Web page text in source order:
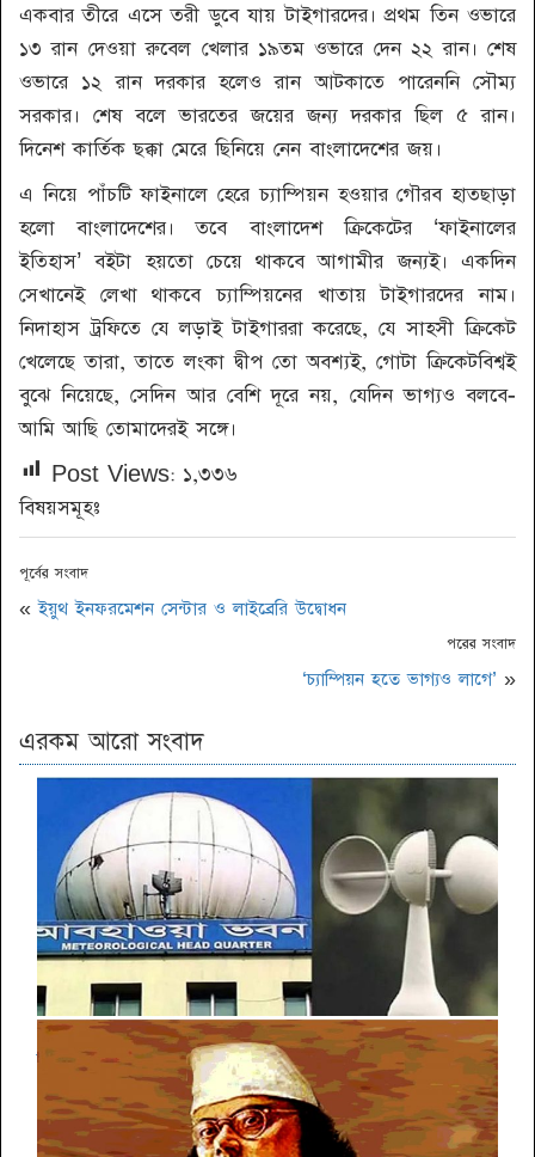
একবার তীরে এসে তরী ডুবে যায় টাইগারদের। প্রথম তিন ওভারে
১৩ রান দেওয়া রুবেল খেলার ১৯তম ওভারে দেন ২২ রান। শেষ
ওভারে ১২ রান দরকার হলেও রান আটকাতে পারেননি সৌম্য
সরকার। শেষ বলে ভারতের জয়ের জন্য দরকার ছিল ৫ রান।
দিনেশ কার্তিক ছক্কা মেরে ছিনিয়ে নেন বাংলাদেশের জয়।
এ নিয়ে পাঁচটি ফাইনালে হেরে চ্যাম্পিয়ন হওয়ার গৌরব হাতছাড়া
হলো বাংলাদেশের। তবে বাংলাদেশ ক্রিকেটের ‘ফাইনালের
ইতিহাস’ বইটা হয়তো চেয়ে থাকবে আগামীর জন্যই। একদিন
সেখানেই লেখা থাকবে চ্যাম্পিয়নের খাতায় টাইগারদের নাম।
নিদাহাস ট্রফিতে যে লড়াই টাইগাররা করেছে, যে সাহসী ক্রিকেট
খেলেছে তারা, তাতে লংকা দ্বীপ তো অবশ্যই, গোটা ক্রিকেটবিশ্বই
বুঝে নিয়েছে, সেদিন আর বেশি দূরে নয়, যেদিন ভাগ্যও বলবে-
আমি আছি তোমাদেরই সঙ্গে।
Post Views: ১,৩৩৬
বিষয়সমূহঃ
পূর্বের সংবাদ
«ইয়ুথ ইনফরমেশন সেন্টার ও লাইব্রেরি উদ্বোধন
পরের সংবাদ
‘চ্যাম্পিয়ন হতে ভাগ্যও লাগে’ »
এরকম আরো সংবাদ
চট্টগ্রাম-সিলেট বিভাগে আজও বৃষ্টির আভাস